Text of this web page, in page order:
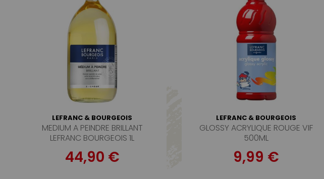
LEFRANC & BOURGEOIS
MEDIUM A PEINDRE BRILLANT
LEFRANC BOURGEOIS 1L
44,90 €
LEFRANC & BOURGEOIS
GLOSSY ACRYLIQUE ROUGE VIF
500ML
9,99 €